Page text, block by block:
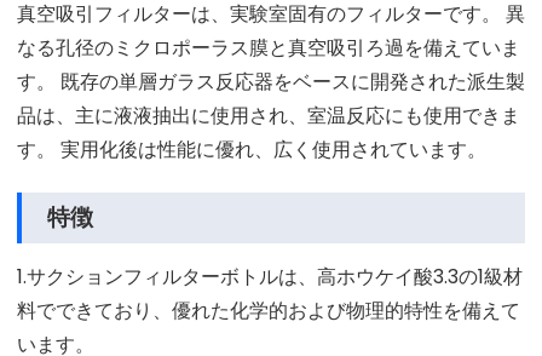
真空吸引フィルターは、実験室固有のフィルターです。 異
なる孔径のミクロポーラス膜と真空吸引ろ過を備えていま
す。 既存の単層ガラス反応器をベースに開発された派生製
品は、主に液液抽出に使用され、室温反応にも使用できま
す。 実用化後は性能に優れ、広く使用されています。
特徴
1.サクションフィルターボトルは、高ホウケイ酸3.3の1級材
料でできており、優れた化学的および物理的特性を備えて
います。